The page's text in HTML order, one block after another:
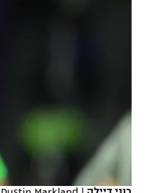
לוח דרושים – ג'ובנט